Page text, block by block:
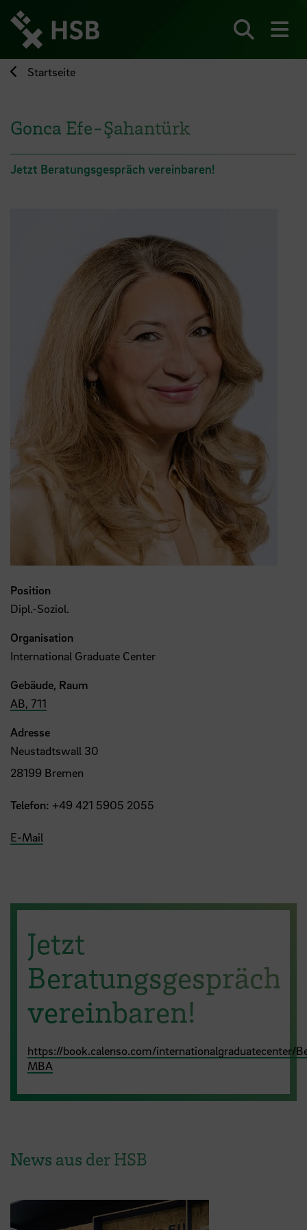
zum
Seiteninhalt
springen
Startseite
Gonca Efe-Şahantürk
Jetzt Beratungsgespräch vereinbaren!
Position
Dipl.-Soziol.
Organisation
International Graduate Center
Gebäude, Raum
AB, 711
Adresse
Neustadtswall 30
28199 Bremen
Telefon: +49 421 5905 2055
E-Mail
Jetzt
Beratungsgespräch
vereinbaren!
https://book.calenso.com/internationalgraduatecenter/
MBA
News aus der HSB